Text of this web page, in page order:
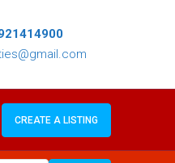
CREATE A LISTING